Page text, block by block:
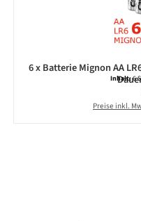
6 x Batterie Mignon AA
Inhalt:6
Preise inkl.